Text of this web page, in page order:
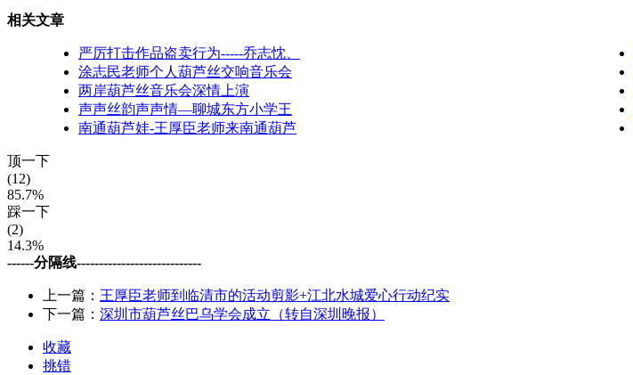
相关文章
严厉打击作品盗卖行为-----乔志忱、
涂志民老师个人葫芦丝交响音乐会
两岸葫芦丝音乐会深情上演
声声丝韵声声情—聊城东方小学王
南通葫芦娃-王厚臣老师来南通葫芦
顶一下
(12)
85.7%
踩一下
(2)
14.3%
------分隔线----------------------------
上一篇： 王厚臣老师到临清市的活动剪影+江北水城爱心行动纪实
下一篇： 深圳市葫芦丝巴乌学会成立（转自深圳晚报）
收藏
挑错